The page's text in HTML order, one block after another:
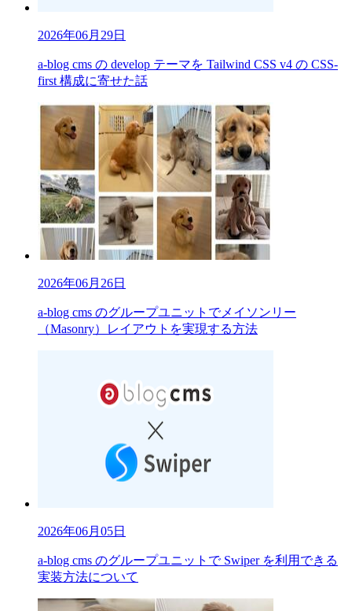
2026年06月29日
a-blog cms の develop テーマを Tailwind CSS v4 の CSS-
first 構成に寄せた話
2026年06月26日
a-blog cms のグループユニットでメイソンリー
（Masonry）レイアウトを実現する方法
2026年06月05日
a-blog cms のグループユニットで Swiper を利用できる
実装方法について